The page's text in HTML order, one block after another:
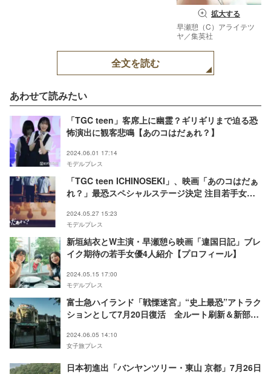
拡大する
早瀬憩（C）アライテツ
ヤ／集英社
全文を読む
あわせて読みたい
「TGC teen」客席上に幽霊？ギリギリまで迫る恐
怖演出に観客悲鳴【あのコはだぁれ？】
2024.06.01 17:14
モデルプレス
「TGC teen ICHINOSEKI」、映画「あのコはだぁ
れ？」最恐スペシャルステージ決定 注目若手女
2024.05.27 15:23
モデルプレス
新垣結衣とW主演・早瀬憩ら映画「違国日記」ブレ
イク期待の若手女優4人紹介【プロフィール】
2024.05.15 17:00
モデルプレス
富士急ハイランド「戦慄迷宮」“史上最恐”アトラク
ションとして7月20日復活 全ルート刷新＆新部屋
2024.06.05 14:10
女子旅プレス
日本初進出「バンヤンツリー・東山 京都」7月26日